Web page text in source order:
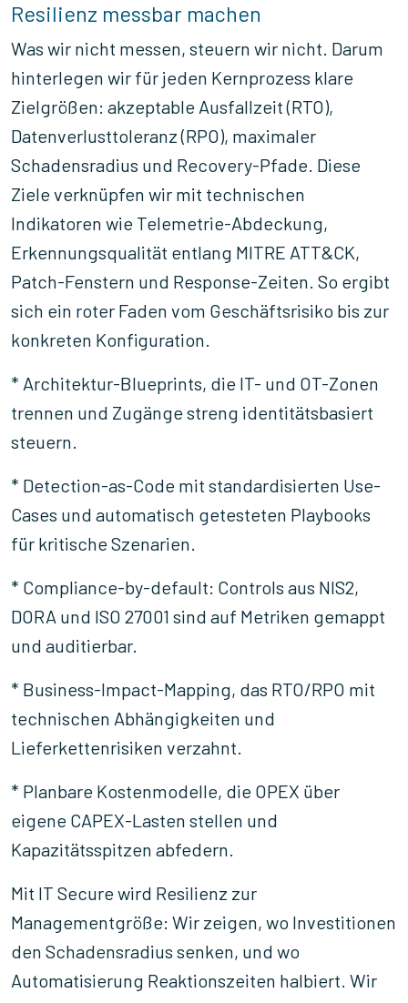
Resilienz messbar machen
Was wir nicht messen, steuern wir nicht. Darum
hinterlegen wir für jeden Kernprozess klare
Zielgrößen: akzeptable Ausfallzeit (RTO),
Datenverlusttoleranz (RPO), maximaler
Schadensradius und Recovery-Pfade. Diese
Ziele verknüpfen wir mit technischen
Indikatoren wie Telemetrie-Abdeckung,
Erkennungsqualität entlang MITRE ATT&CK,
Patch-Fenstern und Response-Zeiten. So ergibt
sich ein roter Faden vom Geschäftsrisiko bis zur
konkreten Konfiguration.
* Architektur-Blueprints, die IT- und OT-Zonen
trennen und Zugänge streng identitätsbasiert
steuern.
* Detection-as-Code mit standardisierten Use-
Cases und automatisch getesteten Playbooks
für kritische Szenarien.
* Compliance-by-default: Controls aus NIS2,
DORA und ISO 27001 sind auf Metriken gemappt
und auditierbar.
* Business-Impact-Mapping, das RTO/RPO mit
technischen Abhängigkeiten und
Lieferkettenrisiken verzahnt.
* Planbare Kostenmodelle, die OPEX über
eigene CAPEX-Lasten stellen und
Kapazitätsspitzen abfedern.
Mit IT Secure wird Resilienz zur
Managementgröße: Wir zeigen, wo Investitionen
den Schadensradius senken, und wo
Automatisierung Reaktionszeiten halbiert. Wir